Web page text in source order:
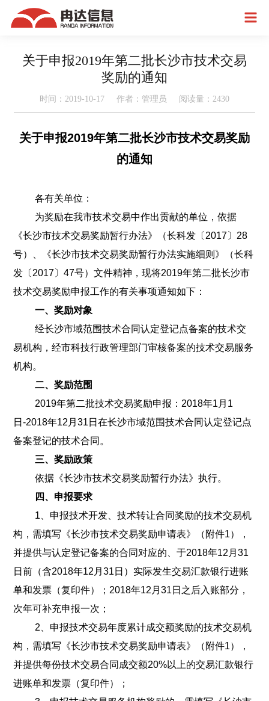
关于申报2019年第二批长沙市技术交易
奖励的通知
时间：2019-10-17 作者：管理员 阅读量： 2430
关于申报2019年第二批长沙市技术交易奖励
的通知
各有关单位：
为奖励在我市技术交易中作出贡献的单位，依据
《长沙市技术交易奖励暂行办法》（长科发〔2017〕28
号）、《长沙市技术交易奖励暂行办法实施细则》（长科
发〔2017〕47号）文件精神，现将2019年第二批长沙市
技术交易奖励申报工作的有关事项通知如下：
一、奖励对象
经长沙市域范围技术合同认定登记点备案的技术交
易机构，经市科技行政管理部门审核备案的技术交易服务
机构。
二、奖励范围
2019年第二批技术交易奖励申报：2018年1月1
日-2018年12月31日在长沙市域范围技术合同认定登记点
备案登记的技术合同。
三、奖励政策
依据《长沙市技术交易奖励暂行办法》执行。
四、申报要求
1、申报技术开发、技术转让合同奖励的技术交易机
构，需填写《长沙市技术交易奖励申请表》（附件1），
并提供与认定登记备案的合同对应的、于2018年12月31
日前（含2018年12月31日）实际发生交易汇款银行进账
单和发票（复印件）；2018年12月31日之后入账部分，
次年可补充申报一次；
2、申报技术交易年度累计成交额奖励的技术交易机
构，需填写《长沙市技术交易奖励申请表》（附件1），
并提供每份技术交易合同成交额20%以上的交易汇款银行
进账单和发票（复印件）；